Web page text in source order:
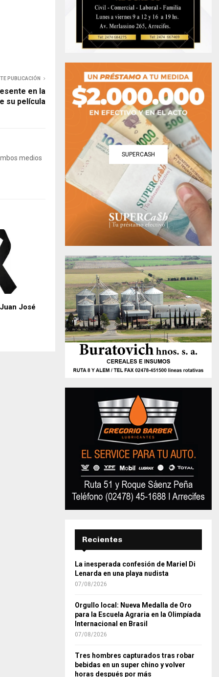
PUBLICACIÓN
en la
su película
medios
José
SUPERCASH
Recientes
La inesperada confesión de Mariel Di
Lenarda en una playa nudista
07/08/2026
Orgullo local: Nueva Medalla de Oro
para la Escuela Agraria en la Olimpíada
Internacional en Brasil
07/08/2026
Tres hombres capturados tras robar
bebidas en un super chino y volver
horas después por más